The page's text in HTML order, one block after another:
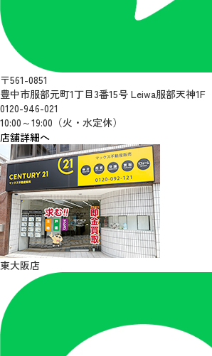
〒561-0851
豊中市服部元町1丁目3番15号 Leiwa服部天神1F
0120-946-021
10:00～19:00（火・水定休）
店舗詳細へ
東大阪店